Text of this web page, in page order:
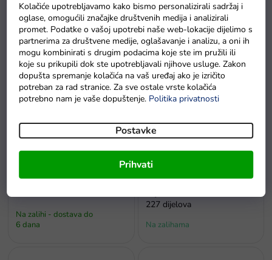
Kolačiće upotrebljavamo kako bismo personalizirali sadržaj i
oglase, omogućili značajke društvenih medija i analizirali
promet. Podatke o vašoj upotrebi naše web-lokacije dijelimo s
partnerima za društvene medije, oglašavanje i analizu, a oni ih
mogu kombinirati s drugim podacima koje ste im pružili ili
koje su prikupili dok ste upotrebljavali njihove usluge. Zakon
dopušta spremanje kolačića na vaš uređaj ako je izričito
potreban za rad stranice. Za sve ostale vrste kolačića
potrebno nam je vaše dopuštenje. Politika privatnosti
Postavke
Prihvati
Staza za autiće s dva autića
Track Racing 565 cm
Na zalihi - dostava do
6 dana
Staza za autiće s
parkiralištem za djecu autiće.
Na zalihi - dostava do
6 dana
Staza za dinosaure s 270
Na zalihi - dostava do
6 dana
227 dijelova
Na zalihama